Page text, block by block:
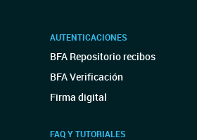
AUTENTICACIONES
BFA Repositorio recibos
BFA Verificación
Firma digital
FAQ Y TUTORIALES